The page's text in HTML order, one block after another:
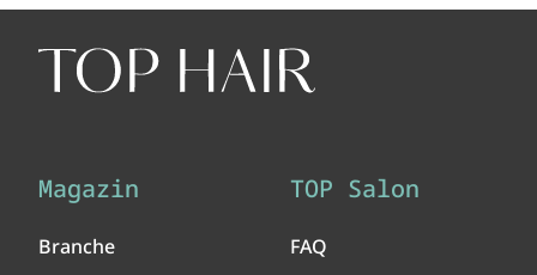
Magazin
Branche
TOP Salon
FAQ